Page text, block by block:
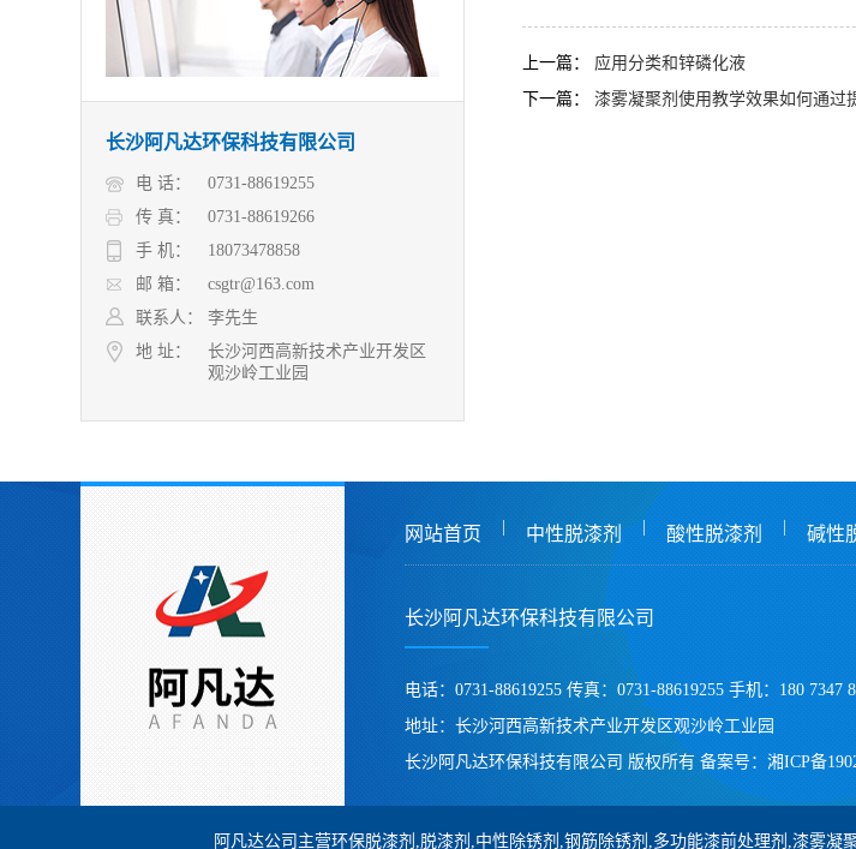
长沙阿凡达环保科技有限公司
电 话：
0731-88619255
传 真：
0731-88619266
手 机：
18073478858
邮 箱：
csgtr@163.com
联系人：
李先生
地 址：
长沙河西高新技术产业开发区
观沙岭工业园
上一篇： 应用分类和锌磷化液
下一篇： 漆雾凝聚剂使用教学效果如何通过
网站首页 中性脱漆剂 酸性脱漆剂 碱性
长沙阿凡达环保科技有限公司
电话：0731-88619255 传真：0731-88619255 手机：180 7347
地址：长沙河西高新技术产业开发区观沙岭工业园
长沙阿凡达环保科技有限公司 版权所有备案号： 湘ICP备
阿凡达公司主营环保脱漆剂,脱漆剂,中性除锈剂,钢筋除锈剂,多功能漆前处理剂,漆雾凝